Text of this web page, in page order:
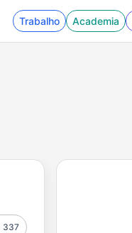
Trabalho Academia
337